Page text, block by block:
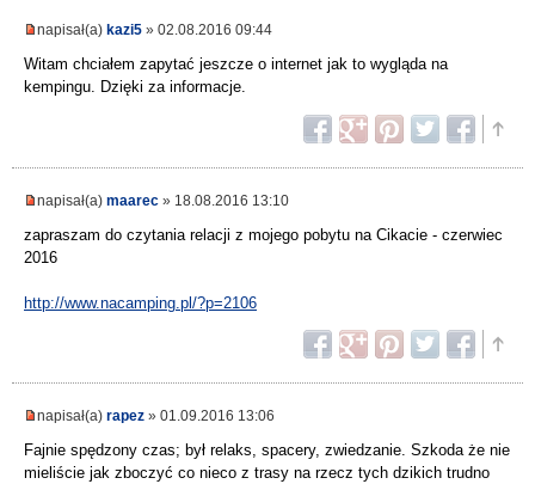
napisał(a) kazi5 » 02.08.2016 09:44
Witam chciałem zapytać jeszcze o internet jak to wygląda na
kempingu. Dzięki za informacje.
napisał(a) maarec » 18.08.2016 13:10
zapraszam do czytania relacji z mojego pobytu na Cikacie - czerwiec
2016
http://www.nacamping.pl/?p=2106
napisał(a) rapez » 01.09.2016 13:06
Fajnie spędzony czas; był relaks, spacery, zwiedzanie. Szkoda że nie
mieliście jak zboczyć co nieco z trasy na rzecz tych dzikich trudno